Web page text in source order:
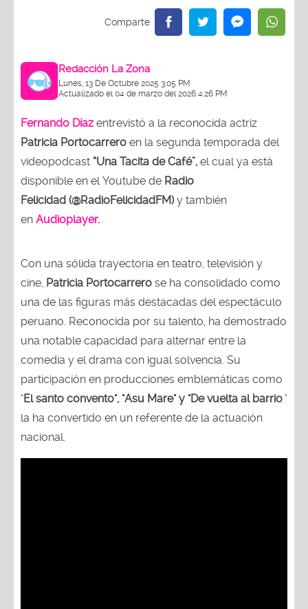
Redacción La Zona
Lunes, 13 De Octubre 2025 3:05 PM
Actualizado el 04 de marzo del 2026 4:26 PM
Fernando Díaz entrevistó a la reconocida actriz
Patricia Portocarrero en la segunda temporada del
videopodcast “Una Tacita de Café”, el cual ya está
disponible en el Youtube de Radio
Felicidad (@RadioFelicidadFM)y también
en Audioplayer.
Con una sólida trayectoria en teatro, televisión y
cine, Patricia Portocarrero se ha consolidado como
una de las figuras más destacadas del espectáculo
peruano. Reconocida por su talento, ha demostrado
una notable capacidad para alternar entre la
comedia y el drama con igual solvencia. Su
participación en producciones emblemáticas como
"El santo convento", "Asu Mare" y "De vuelta al barrio"
la ha convertido en un referente de la actuación
nacional.